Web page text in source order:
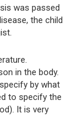
was passed
the child
in the body.
by what
to specify the
It is very